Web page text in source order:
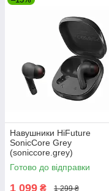
Навушники HiFuture
SonicCore Grey
(soniccore.grey)
Готово до відправки
1 099 ₴ 1 299 ₴